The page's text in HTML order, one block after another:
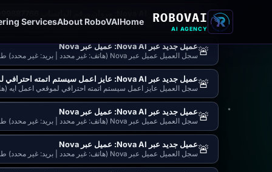
🚨عميل جديد عبر Nova AI: مروان ورقم الواتساب 01099887766 وشركتي اسمها دلتا للتجارة ال
سجل العميل مروان ورقم الواتساب 01099887766 وشركتي اسمها دلتا للتجارة ال (هاتف: 01099887766 | بريد: غير محدد) طلبه: اسمي مروان ورقم الواتساب 01099887766 وشركتي اسمها دلتا للتجارة الرقمية
🚨عميل جديد عبر Nova AI: عميل عبر Nova
سجل العميل عميل عبر Nova (هاتف: غير محدد | بريد: غير محدد) طلبه: ممكن تسجل بياناتي
🚨عميل جديد عبر Nova AI: عايز اعمل سيستم اتمته احترافي لموقعي اعمل ايه
سجل العميل عايز اعمل سيستم اتمته احترافي لموقعي اعمل ايه
🚨عميل جديد عبر Nova AI: عميل عبر Nova
سجل العميل عميل عبر Nova (هاتف: غير محدد | بريد: غير محدد) طلبه: عايز استشارة في هندسة ودمج الذكاء الاصطناعي مع نظام ERP
🚨عميل جديد عبر Nova AI: عميل عبر Nova
سجل العميل عميل عبر Nova (هاتف: غير محدد | بريد: غير محدد) طلبه: عايز اربط شاتبوت ذكي مع متجر الكتروني وسيستم مبيعات
ROBOVAI
AI AGENCY
Home
About RoboVAI
Services